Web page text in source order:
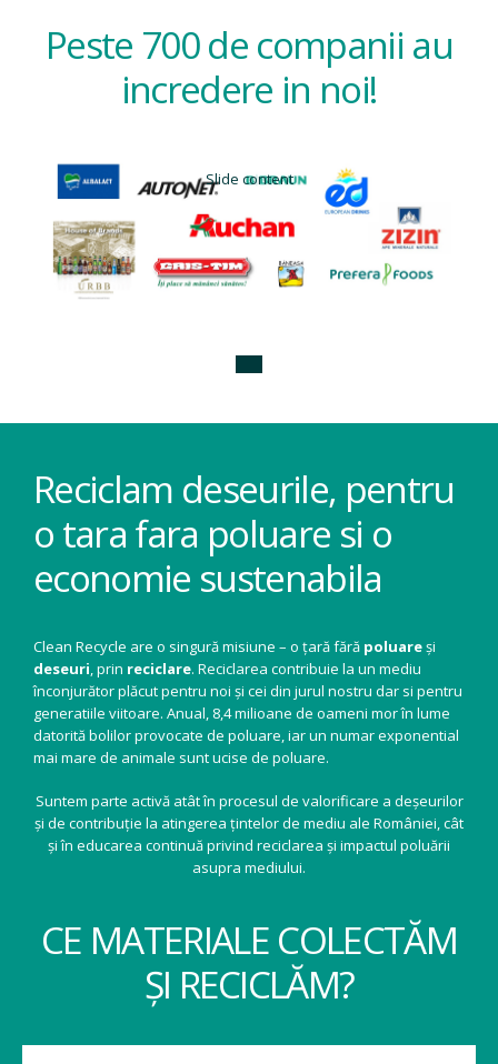
Peste 700 de companii au
incredere in noi!
Slide content
Reciclam deseurile, pentru
o tara fara poluare si o
economie sustenabila
Clean Recycle are o singură misiune – o țară fără poluareși
deseuri, prin reciclare. Reciclarea contribuie la un mediu
înconjurător plăcut pentru noi și cei din jurul nostru dar si pentru
generatiile viitoare. Anual, 8,4 milioane de oameni mor în lume
datorită bolilor provocate de poluare, iar un numar exponential
mai mare de animale sunt ucise de poluare.
Suntem parte activă atât în procesul de valorificare a deșeurilor
și de contribuție la atingerea țintelor de mediu ale României, cât
și în educarea continuă privind reciclarea și impactul poluării
asupra mediului.
CE MATERIALE COLECTĂM
ȘI RECICLĂM?